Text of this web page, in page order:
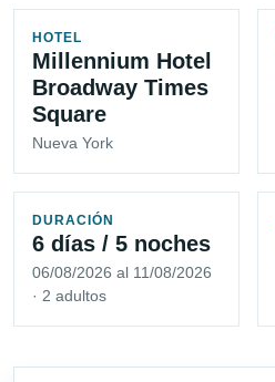
HOTEL
Millennium Hotel
Broadway Times
Square
Nueva York
DURACIÓN
6 días / 5 noches
06/08/2026 al 11/08/2026
· 2 adultos